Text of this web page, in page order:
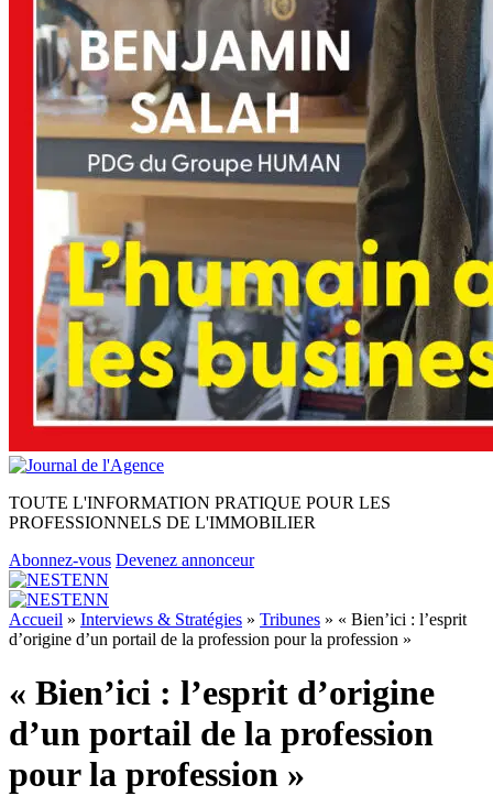
TOUTE L'INFORMATION PRATIQUE POUR LES
PROFESSIONNELS DE L'IMMOBILIER
Abonnez-vous Devenez annonceur
Accueil » Interviews & Stratégies » Tribunes » « Bien’ici : l’esprit
d’origine d’un portail de la profession pour la profession »
« Bien’ici : l’esprit d’origine
d’un portail de la profession
pour la profession »